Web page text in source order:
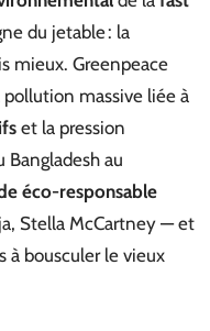
du jetable : la
mieux. Greenpeace
massive liée à
et la pression
Bangladesh au
éco-responsable
Stella McCartney — et
à bousculer le vieux